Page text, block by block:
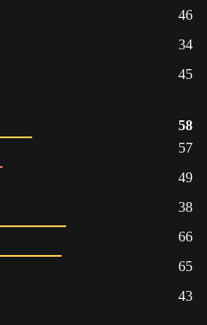
46
34
45
58
57
49
38
66
65
43